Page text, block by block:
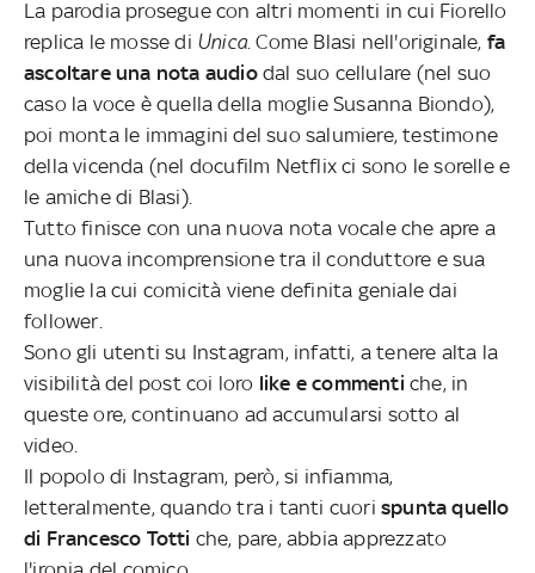
La parodia prosegue con altri momenti in cui Fiorello
replica le mosse di Unica. Come Blasi nell'originale, fa
ascoltare una nota audiodal suo cellulare (nel suo
caso la voce è quella della moglie Susanna Biondo),
poi monta le immagini del suo salumiere, testimone
della vicenda (nel docufilm Netflix ci sono le sorelle e
le amiche di Blasi).
Tutto finisce con una nuova nota vocale che apre a
una nuova incomprensione tra il conduttore e sua
moglie la cui comicità viene definita geniale dai
follower.
Sono gli utenti su Instagram, infatti, a tenere alta la
visibilità del post coi loro like e commenti che, in
queste ore, continuano ad accumularsi sotto al
video.
Il popolo di Instagram, però, si infiamma,
letteralmente, quando tra i tanti cuori spunta quello
di Francesco Totti che, pare, abbia apprezzato